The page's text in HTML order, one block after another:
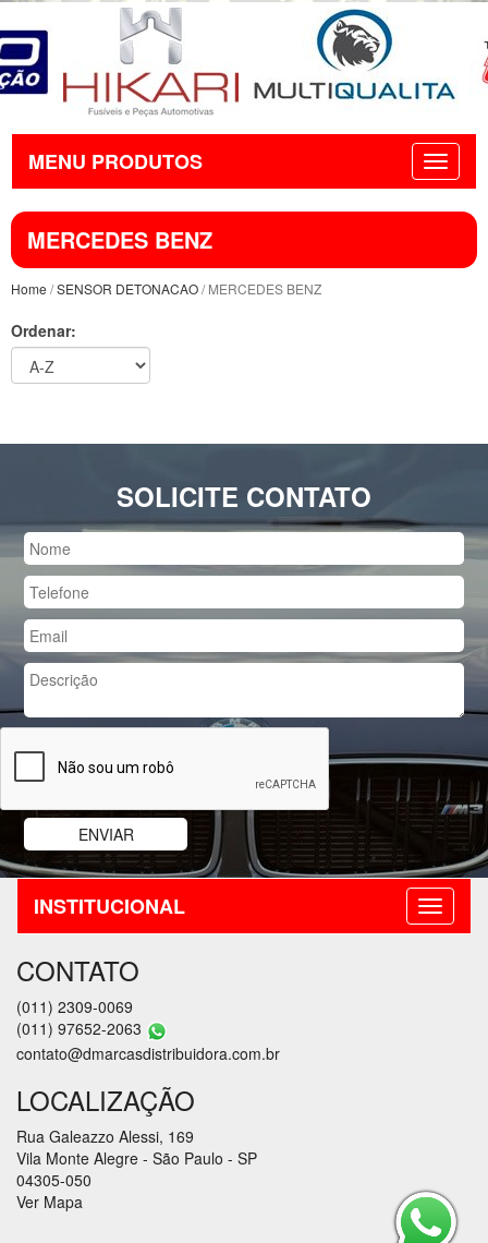
MENU PRODUTOS
MERCEDES BENZ
Home /SENSOR DETONACAO/ MERCEDES BENZ
Ordenar:
SOLICITE CONTATO
INSTITUCIONAL
CONTATO
(011) 2309-0069
(011) 97652-2063
contato@dmarcasdistribuidora.com.br
LOCALIZAÇÃO
Rua Galeazzo Alessi, 169
Vila Monte Alegre - São Paulo - SP
04305-050
Ver Mapa